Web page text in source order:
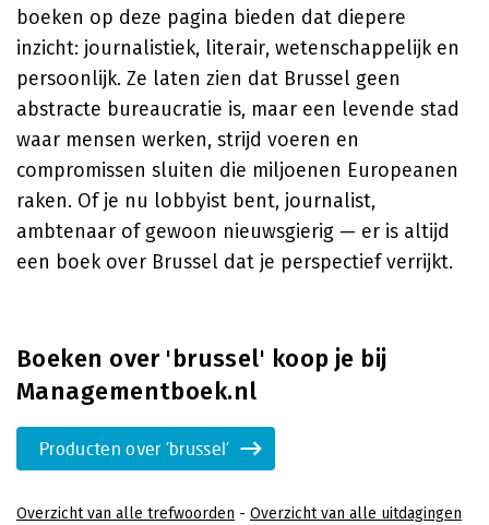
boeken op deze pagina bieden dat diepere
inzicht: journalistiek, literair, wetenschappelijk en
persoonlijk. Ze laten zien dat Brussel geen
abstracte bureaucratie is, maar een levende stad
waar mensen werken, strijd voeren en
compromissen sluiten die miljoenen Europeanen
raken. Of je nu lobbyist bent, journalist,
ambtenaar of gewoon nieuwsgierig — er is altijd
een boek over Brussel dat je perspectief verrijkt.
Boeken over 'brussel' koop je bij
Managementboek.nl
Producten over 'brussel'
Overzicht van alle trefwoorden - Overzicht van alle uitdagingen